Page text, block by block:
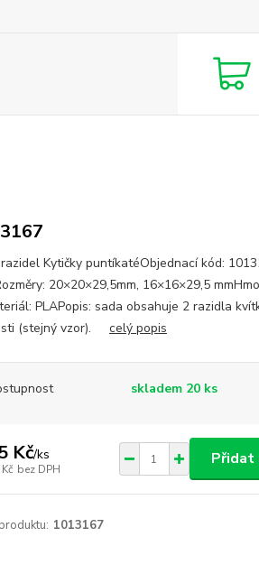
Kytičky puntíkatéObjednací kód:
20×20×29,5mm, 16×16×29,5
PLAPopis: sada obsahuje 2 razidla
(stejný vzor). celý popis
skladem 20 ks
Kč/ks
bez DPH
Přidat
1013167